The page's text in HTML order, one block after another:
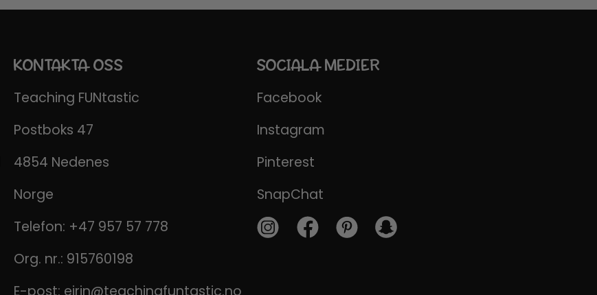
KONTAKTA OSS
Teaching FUNtastic
Postboks 47
4854 Nedenes
Norge
Telefon: +47 957 57 778
Org. nr.: 915760198
E-post: eirin@teachingfuntastic.no
SOCIALA MEDIER
Facebook
Instagram
Pinterest
SnapChat